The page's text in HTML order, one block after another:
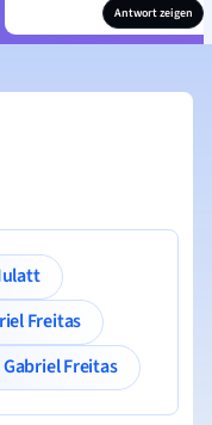
Antwort zeigen
Hulatt
Freitas
Gabriel Freitas